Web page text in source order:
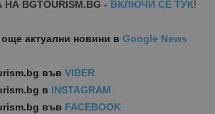
BGTOURISM.BG - ВКЛЮЧИ СЕ ТУК!
актуални новини в Google News
във VIBER
в INSTAGRAM
във FACEBOOK